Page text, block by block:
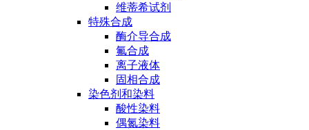
维蒂希试剂
特殊合成
酶介导合成
氟合成
离子液体
固相合成
染色剂和染料
酸性染料
偶氮染料